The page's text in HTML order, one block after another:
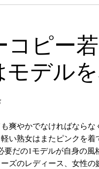
ピー
デル
爽やかでなければなら
い熟女はまたピンクを着
だの1モデルが自身の風
ズのレディース、女性の